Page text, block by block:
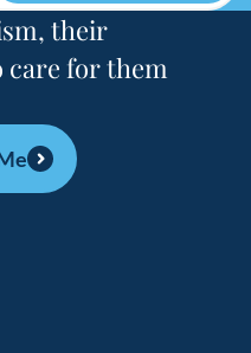
their
care for them